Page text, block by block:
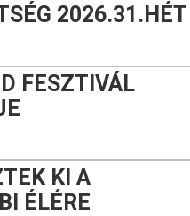
2026.31.HÉT
FESZTIVÁL
KI A
ÉLÉRE